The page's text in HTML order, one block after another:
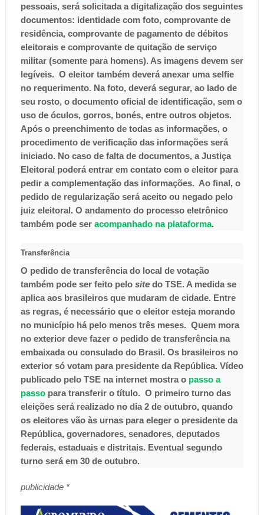
pessoais, será solicitada a digitalização dos seguintes
documentos: identidade com foto, comprovante de
residência, comprovante de pagamento de débitos
eleitorais e comprovante de quitação de serviço
militar (somente para homens). As imagens devem ser
legíveis. O eleitor também deverá anexar uma selfie
no requerimento. Na foto, deverá segurar, ao lado de
seu rosto, o documento oficial de identificação, sem o
uso de óculos, gorros, bonés, entre outros objetos.
Após o preenchimento de todas as informações, o
procedimento de verificação das informações será
iniciado. No caso de falta de documentos, a Justiça
Eleitoral poderá entrar em contato com o eleitor para
pedir a complementação das informações. Ao final, o
pedido de regularização será aceito ou negado pelo
juiz eleitoral. O andamento do processo eletrônico
também pode ser acompanhado na plataforma.
Transferência
O pedido de transferência do local de votação
também pode ser feito pelo sitedo TSE. A medida se
aplica aos brasileiros que mudaram de cidade. Entre
as regras, é necessário que o eleitor esteja morando
no município há pelo menos três meses. Quem mora
no exterior deve fazer o pedido de transferência na
embaixada ou consulado do Brasil. Os brasileiros no
exterior só votam para presidente da República. Vídeo
publicado pelo TSE na internet mostra o passo a
passopara transferir o título. O primeiro turno das
eleições será realizado no dia 2 de outubro, quando
os eleitores vão às urnas para eleger o presidente da
República, governadores, senadores, deputados
federais, estaduais e distritais. Eventual segundo
turno será em 30 de outubro.
publicidade *